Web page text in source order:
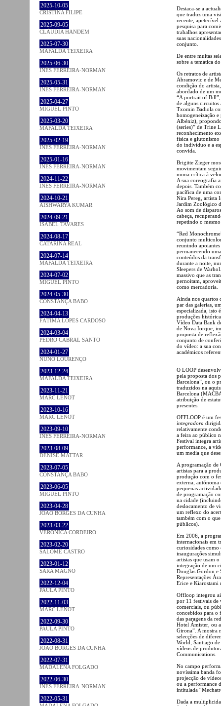
2025-10-05
CRISTINA FILIPE
2025-09-05
CLÁUDIA HANDEM
2025-07-30
MAFALDA TEIXEIRA
2025-06-30
INÊS FERREIRA-NORMAN
2025-05-31
INÊS FERREIRA-NORMAN
2025-04-27
MIGUEL PINTO
2025-03-20
MAFALDA TEIXEIRA
2025-02-19
INÊS FERREIRA-NORMAN
2025-01-16
INÊS FERREIRA-NORMAN
2024-11-22
INÊS FERREIRA-NORMAN
2024-10-21
AISHWARYA KUMAR
2024-09-21
ISABEL TAVARES
2024-08-17
CATARINA REAL
2024-07-14
MAFALDA TEIXEIRA
2024-07-02
MIGUEL PINTO
2024-05-30
CONSTANÇA BABO
2024-04-13
FÁTIMA LOPES CARDOSO
2024-03-04
PEDRO CABRAL SANTO
2024-01-27
NUNO LOURENÇO
2023-12-24
MAFALDA TEIXEIRA
2023-11-21
MARC LENOT
2023-10-16
MARC LENOT
2023-09-10
INÊS FERREIRA-NORMAN
2023-08-09
DENISE MATTAR
2023-07-05
CONSTANÇA BABO
2023-06-05
MIGUEL PINTO
2023-04-28
JOÃO BORGES DA CUNHA
2023-03-22
VERONICA CORDEIRO
2023-02-20
SALOMÉ CASTRO
2023-01-12
SARA MAGNO
2022-12-04
PAULA PINTO
2022-11-03
MARC LENOT
2022-09-30
PAULA PINTO
2022-08-31
JOÃO BORGES DA CUNHA
2022-07-31
MADALENA FOLGADO
2022-06-30
INÊS FERREIRA-NORMAN
2022-05-31
Destaca-se a
que traduz uma
recente, apetecível
pesquisa para
trabalhos
suas
conjunto.
De entre muitas
sobre a temática
Os retratos de
Abramovic e de
condição do
abordado de um
“A portrait of Bill”,
de alguns circuitos
Txomin Badiola
homogeneização e
Albéniz),
(series)” de Trine
reconhecimento
física e glutonismo
do indivíduo e a
convida.
Brigitte Zieger
movimentam
numa crítica à
A sua coreografia
depois. Também
pacífica de uma
Nira Pereg, artista
Jardim Zoológico
Ao som de
cabeça,
repetindo o
“Red
conjunto multicolor
reunindo
permanecendo
conteúdos da
durante a noite,
Sleepers de
massivo que as
pernoitam,
como mercadoria.
Ainda nos quartos
par das galerias,
especializada, isto
produções
Vídeo Data Bank
de Nova Iorque,
proposta de
conjunto de
do vídeo: a sua
académicos
O LOOP
pela proposta dos
Barcelona”, ou o
traduzidos na
Barcelona
atribuição de
presentes.
OFFLOOP é um
integradora
relativamente
a feira ao público
Festival integra
performance, a
um media que
A programação de
artistas para a
produção com o
externa,
pequenas
de programação
na cidade
deslocamento de
um reflexo do
também com o
públicos).
Em 2006, a
internacionais em
curiosidades
inaugurações
artistas que usam
integração de um
Douglas Gordon e
Representações
Erice e Kiarostami
Offloop integrou
por 11 festivais de
comerciais, ou
concebidos para o
das paragens da
Hotel Ámister, ou
Girona”. A mostra
selecções de
World, Santiago
vídeos de
Communications.
No campo
novíssima banda
projecção de
ou a performance
intitulada
Dada a